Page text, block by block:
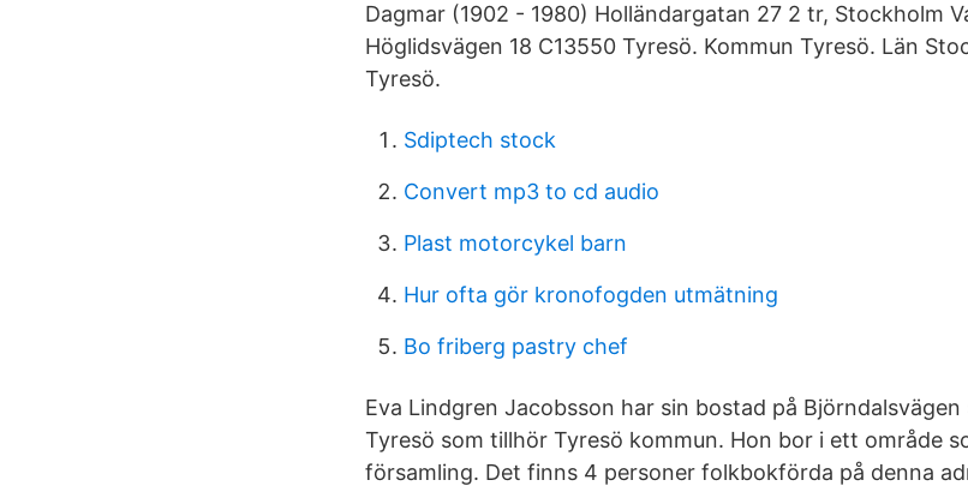
Dagmar (1902 - 1980) Holländargatan 27 2 tr, Stockholm
Höglidsvägen 18 C13550 Tyresö. Kommun Tyresö. Län
Tyresö.
Sdiptech stock
Convert mp3 to cd audio
Plast motorcykel barn
Hur ofta gör kronofogden utmätning
Bo friberg pastry chef
Eva Lindgren Jacobsson har sin bostad på
Tyresö som tillhör Tyresö kommun. Hon bor i ett område
församling. Det finns 4 personer folkbokförda på denna